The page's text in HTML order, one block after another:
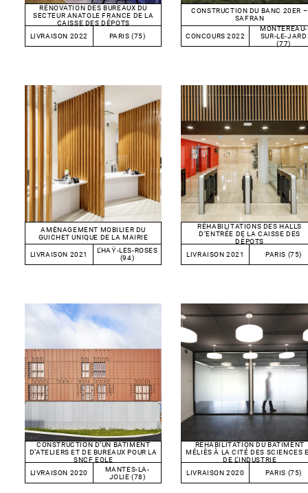
RÉNOVATION DES BUREAUX DU
SECTEUR ANATOLE FRANCE DE LA
CAISSE DES DÉPOTS
LIVRAISON 2022
PARIS (75)
CONSTRUCTION DU BANC 20ER –
SAFRAN
CONCOURS 2022
MONTEREAU-
SUR-LE-JARD
(77)
AMÉNAGEMENT MOBILIER DU
GUICHET UNIQUE DE LA MAIRIE
LIVRAISON 2021
L’HAŸ-LES-ROSES
(94)
RÉHABILITATIONS DES HALLS
D’ENTRÉE DE LA CAISSE DES
DÉPOTS
LIVRAISON 2021
PARIS (75)
CONSTRUCTION D’UN BATIMENT
D’ATELIERS ET DE BUREAUX POUR LA
SNCF EOLE
LIVRAISON 2020
MANTES-LA-
JOLIE (78)
RÉHABILITATION DU BATIMENT
MÉLIÈS À LA CITÉ DES SCIENCES
DE L’INDUSTRIE
LIVRAISON 2020
PARIS (75)